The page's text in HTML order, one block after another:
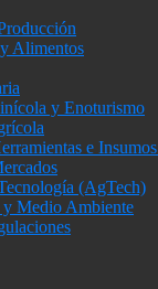
Alimentos
y Enoturismo
e
(AgTech)
Medio Ambiente